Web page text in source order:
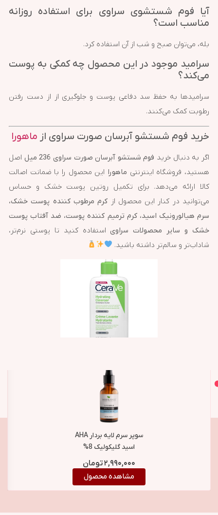
آیا فوم شستشوی سراوی برای استفاده روزانه
مناسب است؟
بله، می‌توان صبح و شب از آن استفاده کرد.
سرامید موجود در این محصول چه کمکی به پوست
می‌کند؟
سرامیدها به حفظ سد دفاعی پوست و جلوگیری از از دست رفتن
رطوبت کمک می‌کنند.
خرید فوم شستشو آبرسان صورت سراوی از ماهورا
اگر به دنبال خرید فوم شستشو آبرسان صورت سراوی 236 میل
اصل
هستید، فروشگاه اینترنتی ماهورا این محصول را با ضمانت اصالت
کالا ارائه می‌دهد. برای تکمیل روتین پوست خشک و حساس
می‌توانید در کنار این محصول از کرم مرطوب کننده پوست خشک،
سرم هیالورونیک اسید، کرم ترمیم کننده پوست، ضد آفتاب پوست
خشک و سایر محصولات سراوی استفاده کنید تا پوستی نرم‌تر،
شاداب‌تر و سالم‌تر داشته باشید.
اصل و اورجینال
محصولات مشابه
سوپر سرم لایه بردار AHA
اسید گلیکولیک 8%
بیوبالانس BioBalance
AHA Peeling Glycolic
Acid 8% Super Serum
۲,۹۹۰,۰۰۰تومان
مشاهده محصول